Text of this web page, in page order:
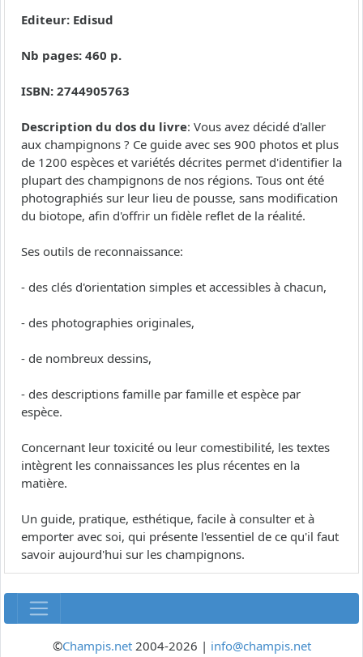
Editeur: Edisud
Nb pages: 460 p.
ISBN: 2744905763
Description du dos du livre: Vous avez décidé d'aller
aux champignons ? Ce guide avec ses 900 photos et plus
de 1200 espèces et variétés décrites permet d'identifier la
plupart des champignons de nos régions. Tous ont été
photographiés sur leur lieu de pousse, sans modification
du biotope, afin d'offrir un fidèle reflet de la réalité.
Ses outils de reconnaissance:
- des clés d'orientation simples et accessibles à chacun,
- des photographies originales,
- de nombreux dessins,
- des descriptions famille par famille et espèce par
espèce.
Concernant leur toxicité ou leur comestibilité, les textes
intègrent les connaissances les plus récentes en la
matière.
Un guide, pratique, esthétique, facile à consulter et à
emporter avec soi, qui présente l'essentiel de ce qu'il faut
savoir aujourd'hui sur les champignons.
©Champis.net2004-2026 | info@champis.net